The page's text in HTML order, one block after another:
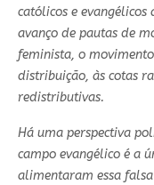
católicos e
avanço de pautas de
feminista, o
distribuição, às cotas
redistributivas.
Há uma perspectiva
campo evangélico é a
alimentaram essa